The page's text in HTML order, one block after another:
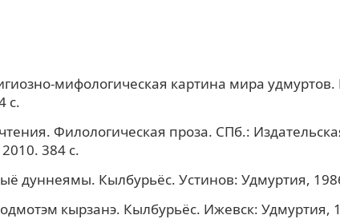
мифологическая картина мира
с.
Филологическая проза. СПб.:
384 с.
дуннеямы. Кылбурьёс. Устинов: Удмуртия,
кырзанэ. Кылбурьёс. Ижевск: Удмуртия,